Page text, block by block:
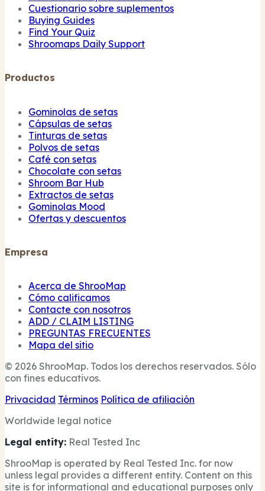
Cuestionario sobre suplementos
Buying Guides
Find Your Quiz
Shroomaps Daily Support
Productos
Gominolas de setas
Cápsulas de setas
Tinturas de setas
Polvos de setas
Café con setas
Chocolate con setas
Shroom Bar Hub
Extractos de setas
Gominolas Mood
Ofertas y descuentos
Empresa
Acerca de ShrooMap
Cómo calificamos
Contacte con nosotros
ADD / CLAIM LISTING
PREGUNTAS FRECUENTES
Mapa del sitio
© 2026 ShrooMap. Todos los derechos reservados. Sólo
con fines educativos.
Privacidad Términos Política de afiliación
Worldwide legal notice
Legal entity: Real Tested Inc
ShrooMap is operated by Real Tested Inc. for now
unless legal provides a different entity. Content on this
site is for informational and educational purposes only